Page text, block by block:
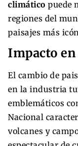
climático puede
regiones del
paisajes más
Impacto
El cambio de
en la industria
emblemáticos
Nacional
volcanes y